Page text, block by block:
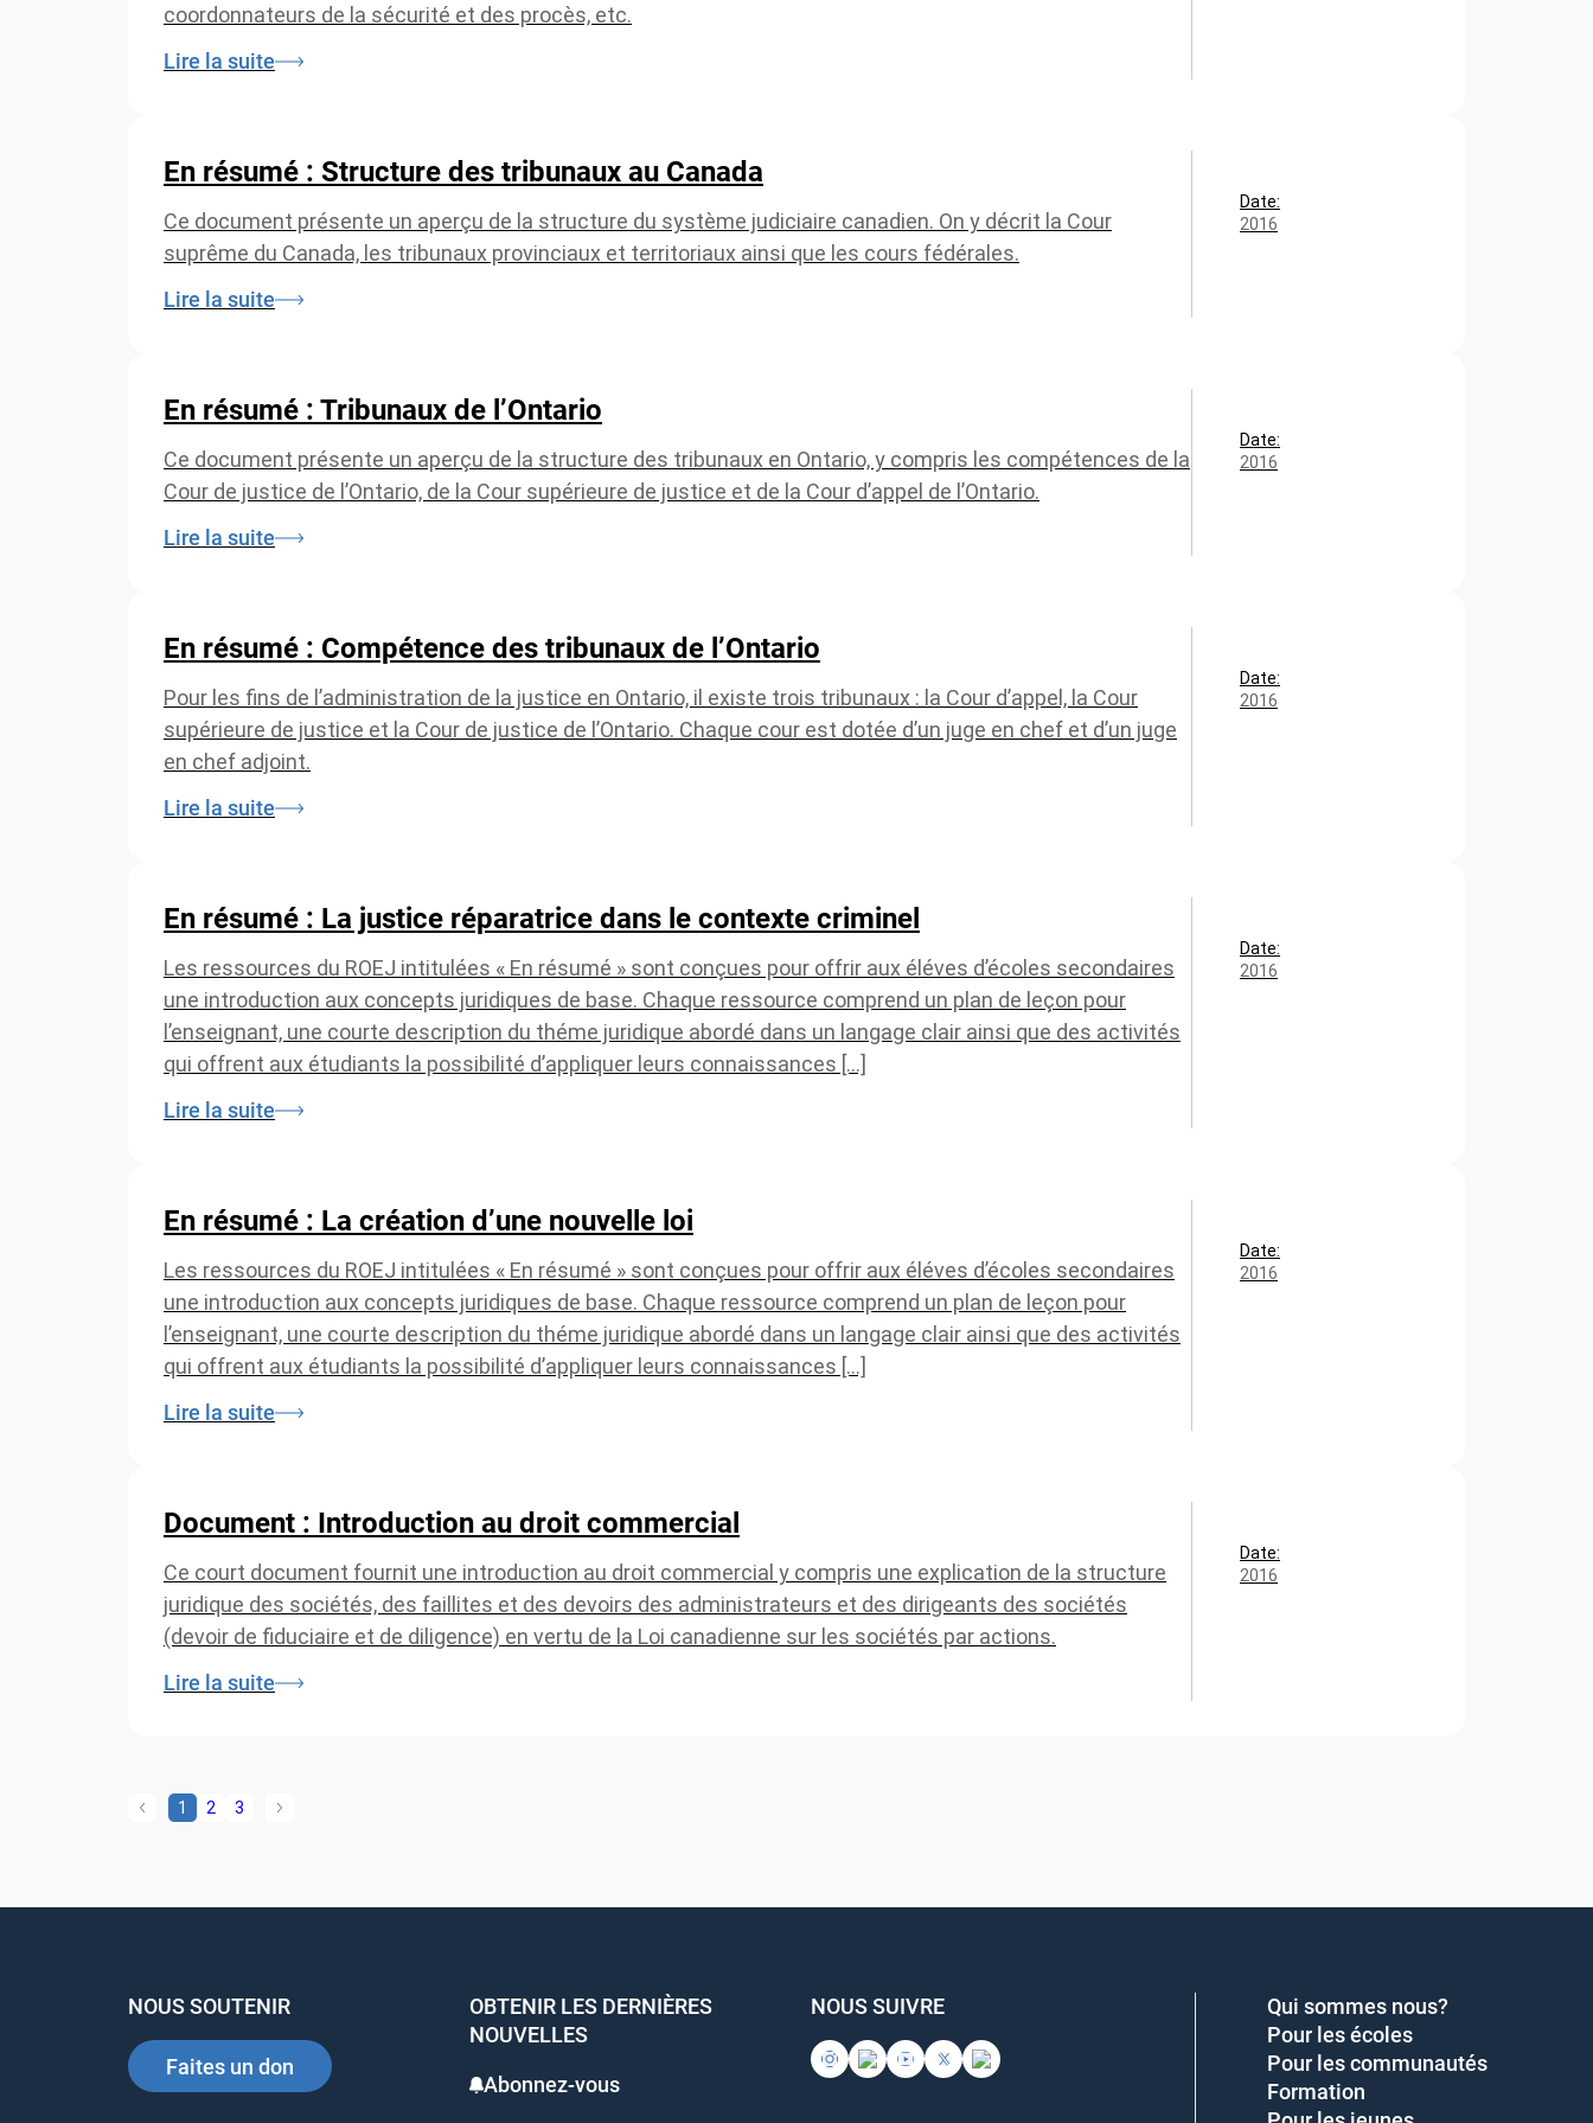
coordonnateurs de la sécurité et des procès, etc.
Lire la suite
En résumé : Structure des tribunaux au Canada
Ce document présente un aperçu de la structure du système judiciaire canadien. On y décrit la Cour
suprême du Canada, les tribunaux provinciaux et territoriaux ainsi que les cours fédérales.
Lire la suite
Date:
2016
En résumé : Tribunaux de l’Ontario
Ce document présente un aperçu de la structure des tribunaux en Ontario, y compris les compétences de la
Cour de justice de l’Ontario, de la Cour supérieure de justice et de la Cour d’appel de l’Ontario.
Lire la suite
Date:
2016
En résumé : Compétence des tribunaux de l’Ontario
Pour les fins de l’administration de la justice en Ontario, il existe trois tribunaux : la Cour d’appel, la Cour
supérieure de justice et la Cour de justice de l’Ontario. Chaque cour est dotée d’un juge en chef et d’un juge
en chef adjoint.
Lire la suite
Date:
2016
En résumé : La justice réparatrice dans le contexte criminel
Les ressources du ROEJ intitulées « En résumé » sont conçues pour offrir aux éléves d’écoles secondaires
une introduction aux concepts juridiques de base. Chaque ressource comprend un plan de leçon pour
l’enseignant, une courte description du théme juridique abordé dans un langage clair ainsi que des activités
qui offrent aux étudiants la possibilité d’appliquer leurs connaissances […]
Lire la suite
Date:
2016
En résumé : La création d’une nouvelle loi
Les ressources du ROEJ intitulées « En résumé » sont conçues pour offrir aux éléves d’écoles secondaires
une introduction aux concepts juridiques de base. Chaque ressource comprend un plan de leçon pour
l’enseignant, une courte description du théme juridique abordé dans un langage clair ainsi que des activités
qui offrent aux étudiants la possibilité d’appliquer leurs connaissances […]
Lire la suite
Date:
2016
Document : Introduction au droit commercial
Ce court document fournit une introduction au droit commercial y compris une explication de la structure
juridique des sociétés, des faillites et des devoirs des administrateurs et des dirigeants des sociétés
(devoir de fiduciaire et de diligence) en vertu de la Loi canadienne sur les sociétés par actions.
Lire la suite
Date:
2016
1 2 3
NOUS SOUTENIR
Faites un don
OBTENIR LES DERNIÈRES
NOUVELLES
Abonnez-vous
NOUS SUIVRE
Qui sommes nous?
Pour les écoles
Pour les communautés
Formation